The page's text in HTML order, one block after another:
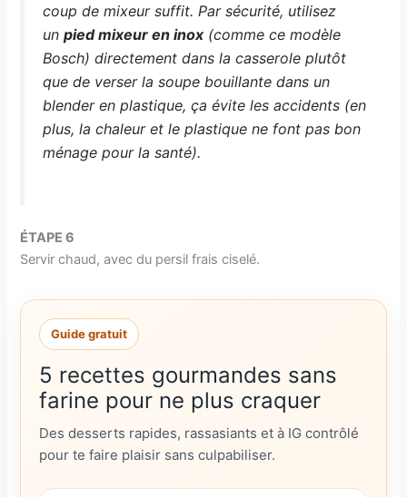
coup de mixeur suffit. Par sécurité, utilisez
unpied mixeur en inox(comme ce modèle
Bosch) directement dans la casserole plutôt
que de verser la soupe bouillante dans un
blender en plastique, ça évite les accidents (en
plus, la chaleur et le plastique ne font pas bon
ménage pour la santé).
ÉTAPE 6
Servir chaud, avec du persil frais ciselé.
Guide gratuit
5 recettes gourmandes sans
farine pour ne plus craquer
Des desserts rapides, rassasiants et à IG contrôlé
pour te faire plaisir sans culpabiliser.